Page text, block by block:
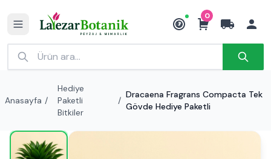
₺
0
Anasayfa /
Hediye
Paketli
Bitkiler
/
Dracaena Fragrans Compacta Tek
Gövde Hediye Paketli